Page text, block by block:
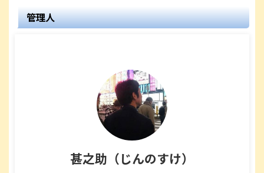
管理人
甚之助（じんのすけ）